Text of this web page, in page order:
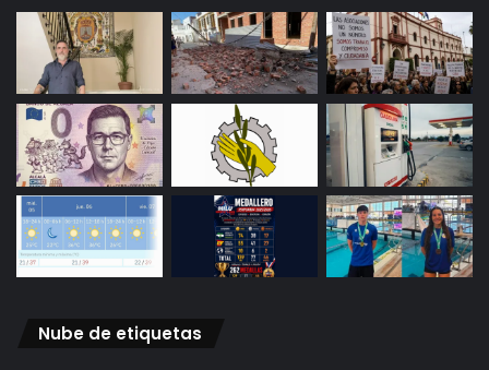
Nube de etiquetas